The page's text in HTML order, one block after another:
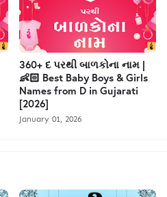
360+ દ પરથી બાળકોના નામ |
👶🏻 Best Baby Boys & Girls
Names from D in Gujarati
[2026]
January 01, 2026